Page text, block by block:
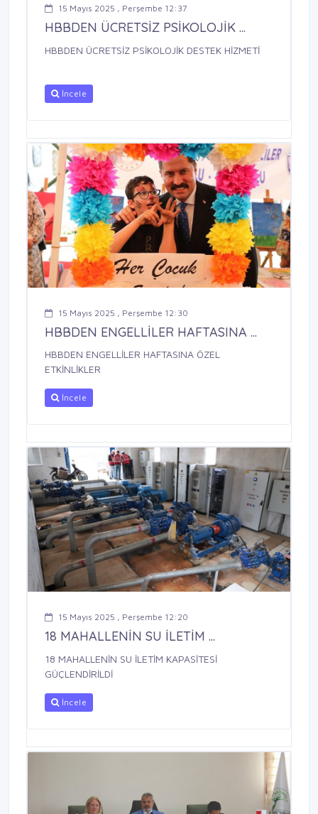
15 Mayıs 2025 , Perşembe 12:37
HBBDEN ÜCRETSİZ PSİKOLOJİK ...
HBBDEN ÜCRETSİZ PSİKOLOJİK DESTEK HİZMETİ
İncele
15 Mayıs 2025 , Perşembe 12:30
HBBDEN ENGELLİLER HAFTASINA ...
HBBDEN ENGELLİLER HAFTASINA ÖZEL
ETKİNLİKLER
İncele
15 Mayıs 2025 , Perşembe 12:20
18 MAHALLENİN SU İLETİM ...
18 MAHALLENİN SU İLETİM KAPASİTESİ
GÜÇLENDİRİLDİ
İncele